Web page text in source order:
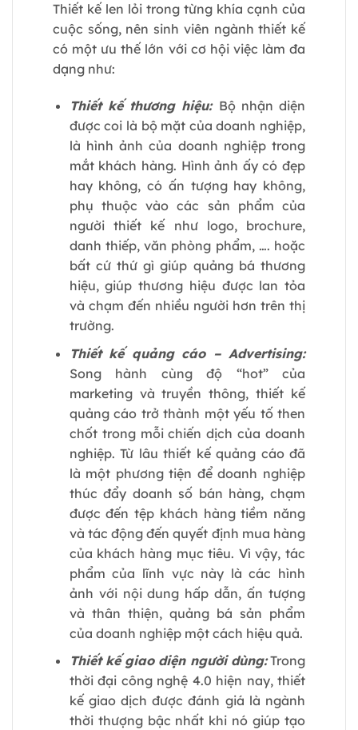
Thiết kế len lỏi trong từng khía cạnh của
cuộc sống, nên sinh viên ngành thiết kế
có một ưu thế lớn với cơ hội việc làm đa
dạng như:
Thiết kế thương hiệu: Bộ nhận diện
được coi là bộ mặt của doanh nghiệp,
là hình ảnh của doanh nghiệp trong
mắt khách hàng. Hình ảnh ấy có đẹp
hay không, có ấn tượng hay không,
phụ thuộc vào các sản phẩm của
người thiết kế như logo, brochure,
danh thiếp, văn phòng phẩm, …. hoặc
bất cứ thứ gì giúp quảng bá thương
hiệu, giúp thương hiệu được lan tỏa
và chạm đến nhiều người hơn trên thị
trường.
Thiết kế quảng cáo – Advertising:
Song hành cùng độ “hot” của
marketing và truyền thông, thiết kế
quảng cáo trở thành một yếu tố then
chốt trong mỗi chiến dịch của doanh
nghiệp. Từ lâu thiết kế quảng cáo đã
là một phương tiện để doanh nghiệp
thúc đẩy doanh số bán hàng, chạm
được đến tệp khách hàng tiềm năng
và tác động đến quyết định mua hàng
của khách hàng mục tiêu. Vì vậy, tác
phẩm của lĩnh vực này là các hình
ảnh với nội dung hấp dẫn, ấn tượng
và thân thiện, quảng bá sản phẩm
của doanh nghiệp một cách hiệu quả.
Thiết kế giao diện người dùng:Trong
thời đại công nghệ 4.0 hiện nay, thiết
kế giao dịch được đánh giá là ngành
thời thượng bậc nhất khi nó giúp tạo